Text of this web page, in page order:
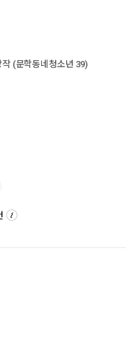
(문학동네청소년 39)